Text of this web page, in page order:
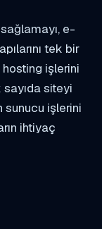
e-
tek bir
işlerini
siteyi
sunucu işlerini
ihtiyaç